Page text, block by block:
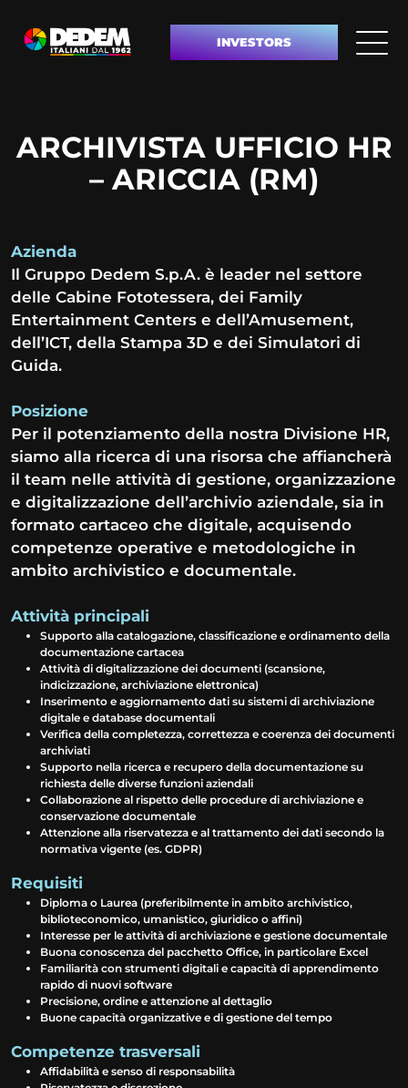
INVESTORS
ARCHIVISTA UFFICIO HR
– ARICCIA (RM)
Azienda
Il Gruppo Dedem S.p.A. è leader nel settore
delle Cabine Fototessera, dei Family
Entertainment Centers e dell’Amusement,
dell’ICT, della Stampa 3D e dei Simulatori di
Guida.
Posizione
Per il potenziamento della nostra Divisione HR,
siamo alla ricerca di una risorsa che affiancherà
il team nelle attività di gestione, organizzazione
e digitalizzazione dell’archivio aziendale, sia in
formato cartaceo che digitale, acquisendo
competenze operative e metodologiche in
ambito archivistico e documentale.
Attività principali
Supporto alla catalogazione, classificazione e ordinamento della
documentazione cartacea
Attività di digitalizzazione dei documenti (scansione,
indicizzazione, archiviazione elettronica)
Inserimento e aggiornamento dati su sistemi di archiviazione
digitale e database documentali
Verifica della completezza, correttezza e coerenza dei documenti
archiviati
Supporto nella ricerca e recupero della documentazione su
richiesta delle diverse funzioni aziendali
Collaborazione al rispetto delle procedure di archiviazione e
conservazione documentale
Attenzione alla riservatezza e al trattamento dei dati secondo la
normativa vigente (es. GDPR)
Requisiti
Diploma o Laurea (preferibilmente in ambito archivistico,
biblioteconomico, umanistico, giuridico o affini)
Interesse per le attività di archiviazione e gestione documentale
Buona conoscenza del pacchetto Office, in particolare Excel
Familiarità con strumenti digitali e capacità di apprendimento
rapido di nuovi software
Precisione, ordine e attenzione al dettaglio
Buone capacità organizzative e di gestione del tempo
Competenze trasversali
Affidabilità e senso di responsabilità